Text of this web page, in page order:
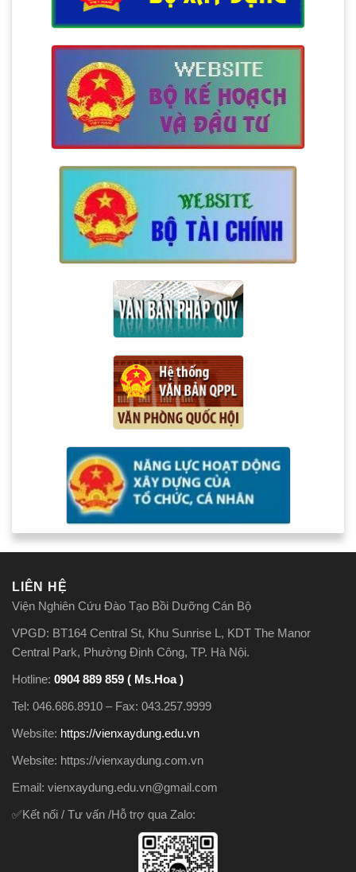
LIÊN HỆ
Viện Nghiên Cứu Đào Tạo Bồi Dưỡng Cán Bộ
VPGD: BT164 Central St, Khu Sunrise L, KDT The Manor
Central Park, Phường Định Công, TP. Hà Nội.
Hotline: 0904 889 859 ( Ms.Hoa )
Tel: 046.686.8910 – Fax: 043.257.9999
Website: https://vienxaydung.edu.vn
Website: https://vienxaydung.com.vn
Email: vienxaydung.edu.vn@gmail.com
✅Kết nối / Tư vấn /Hỗ trợ qua Zalo: